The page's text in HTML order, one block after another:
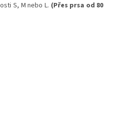
S, M nebo L. (Přes prsa od 80